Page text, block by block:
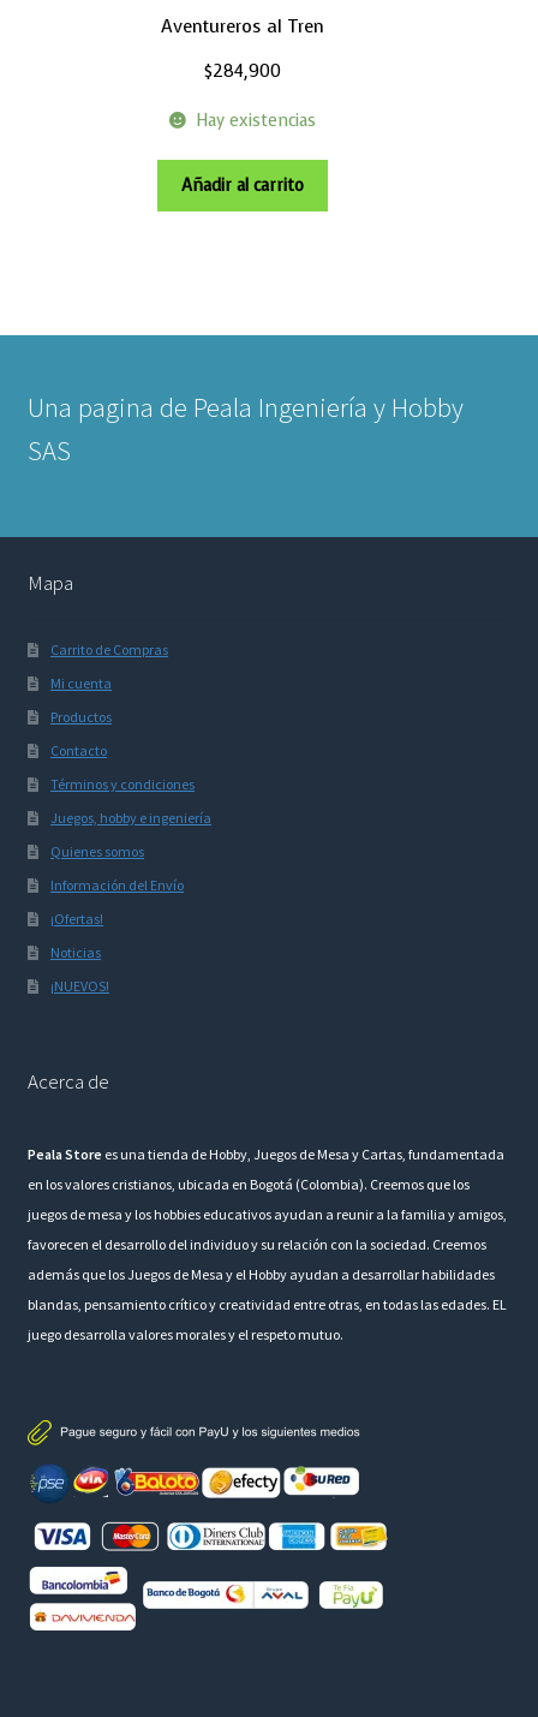
Aventureros al Tren
$284,900
Hay existencias
Añadir al carrito
Una pagina de Peala Ingeniería y Hobby
SAS
Mapa
Carrito de Compras
Mi cuenta
Productos
Contacto
Términos y condiciones
Juegos, hobby e ingeniería
Quienes somos
Información del Envío
¡Ofertas!
Noticias
¡NUEVOS!
Acerca de
Peala Store es una tienda de Hobby, Juegos de Mesa y Cartas, fundamentada
en los valores cristianos, ubicada en Bogotá (Colombia). Creemos que los
juegos de mesa y los hobbies educativos ayudan a reunir a la familia y amigos,
favorecen el desarrollo del individuo y su relación con la sociedad. Creemos
además que los Juegos de Mesa y el Hobby ayudan a desarrollar habilidades
blandas, pensamiento crítico y creatividad entre otras, en todas las edades. EL
juego desarrolla valores morales y el respeto mutuo.